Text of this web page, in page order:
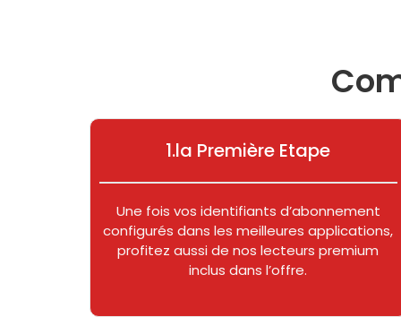
1.la Première Etape
Une fois vos identifiants d’abonnement
configurés dans les meilleures applications,
profitez aussi de nos lecteurs premium
inclus dans l’offre.